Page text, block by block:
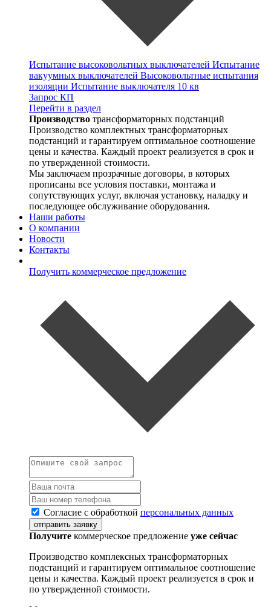
Испытание высоковольтных выключателей Испытание
вакуумных выключателей Высоковольтные испытания
изоляции Испытание выключателя 10 кв
Запрос КП
Перейти в раздел
Производство трансформаторных подстанций
Производство комплектных трансформаторных
подстанций и гарантируем оптимальное соотношение
цены и качества. Каждый проект реализуется в срок и
по утвержденной стоимости.
Мы заключаем прозрачные договоры, в которых
прописаны все условия поставки, монтажа и
сопутствующих услуг, включая установку, наладку и
последующее обслуживание оборудования.
Наши работы
О компании
Новости
Контакты
Получить коммерческое предложение
Согласие с обработкой персональных данных
отправить заявку
Получите коммерческое предложение уже сейчас
Производство комплексных трансформаторных
подстанций и гарантируем оптимальное соотношение
цены и качества. Каждый проект реализуется в срок и
по утвержденной стоимости.